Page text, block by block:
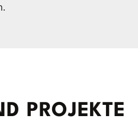
PROJEKTE